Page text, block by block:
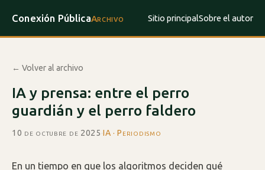
Conexión PúblicaArchivo Sitio principalSobre el autor
← Volver al archivo
IA y prensa: entre el perro
guardián y el perro faldero
10 de octubre de 2025·IA · Periodismo
En un tiempo en que los algoritmos deciden qué